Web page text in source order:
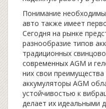
Понимание
авто также имеет
Сегодня на рынке
разнообразие типов
традиционных
современных AGM и
них свои
аккумуляторы AGM
устойчивостью к
делает их идеальными